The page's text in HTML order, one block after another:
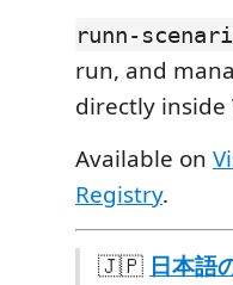
runn-
run, and
directly inside
Available on
Registry.
🇯🇵 日本語